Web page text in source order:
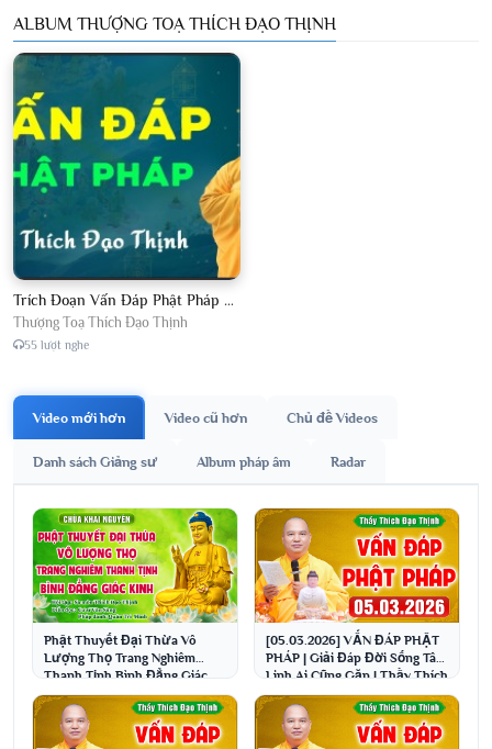
ALBUM THƯỢNG TOẠ THÍCH ĐẠO THỊNH
Trích Đoạn Vấn Đáp Phật Pháp 2026
Thượng Toạ Thích Đạo Thịnh
55 lượt nghe
Video mới hơn Video cũ hơn Chủ đề Videos
Danh sách Giảng sư Album pháp âm Radar
Phật Thuyết Đại Thừa Vô
Lượng Thọ Trang Nghiêm
Thanh Tịnh Bình Đẳng Giác
Kinh - Chùa Khai Nguyên
[05.03.2026] VẤN ĐÁP PHẬT
PHÁP | Giải Đáp Đời Sống Tâm
Linh Ai Cũng Gặp | Thầy Thích
Đạo Thịnh